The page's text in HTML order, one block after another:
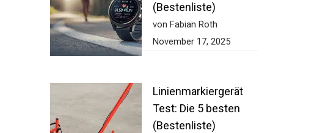
(Bestenliste)
von Fabian Roth
November 17, 2025
Linienmarkiergerät
Test: Die 5 besten
(Bestenliste)